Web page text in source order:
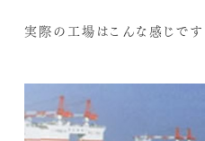
実際の工場はこんな感じです